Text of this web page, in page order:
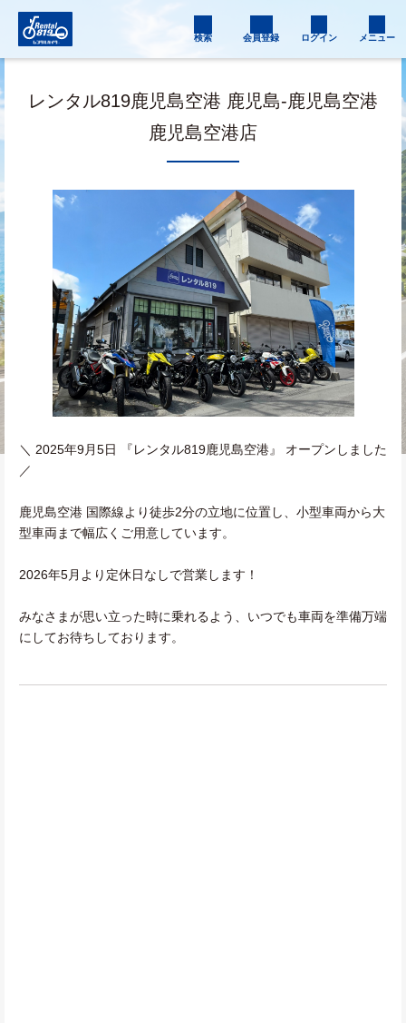
検索 会員登録 ログイン メニュー
レンタル819鹿児島空港 鹿児島-鹿児島空港
鹿児島空港店
＼ 2025年9月5日 『レンタル819鹿児島空港』 オープンしました
／
鹿児島空港 国際線より徒歩2分の立地に位置し、小型車両から大
型車両まで幅広くご用意しています。
2026年5月より定休日なしで営業します！
みなさまが思い立った時に乗れるよう、いつでも車両を準備万端
にしてお待ちしております。